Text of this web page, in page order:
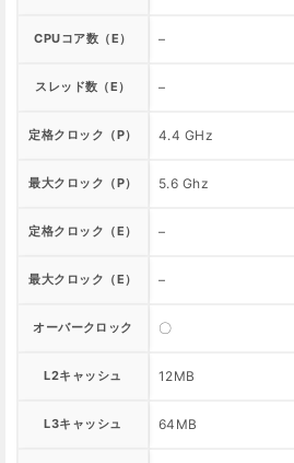
CPUコア数（E） –
スレッド数（E） –
定格クロック（P） 4.4 GHz
最大クロック（P） 5.6 Ghz
定格クロック（E） –
最大クロック（E） –
オーバークロック 〇
L2キャッシュ 12MB
L3キャッシュ 64MB